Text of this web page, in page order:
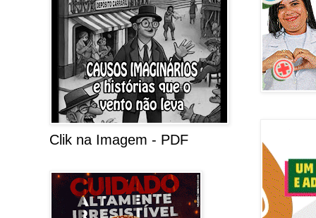
Clik na Imagem - PDF